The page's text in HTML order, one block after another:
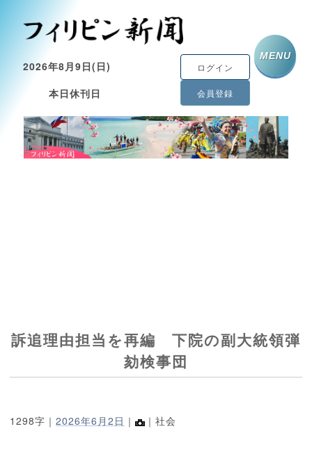
2026年8月9日(日)
本日休刊日
ログイン
会員登録
MENU
訴追理由担当を再編 下院の副大統領弾
劾検事団
1298字｜ 2026年6月2日 ｜ ｜社会